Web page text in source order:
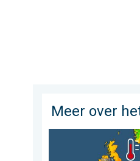
Meer over
Europese zeeën